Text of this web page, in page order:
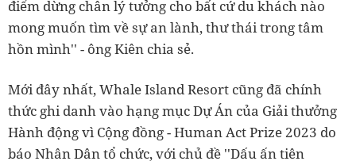
điểm dừng chân lý tưởng cho bất cứ du khách nào
mong muốn tìm về sự an lành, thư thái trong tâm
hồn mình'' - ông Kiên chia sẻ.
Mới đây nhất, Whale Island Resort cũng đã chính
thức ghi danh vào hạng mục Dự Án của Giải thưởng
Hành động vì Cộng đồng - Human Act Prize 2023 do
báo Nhân Dân tổ chức, với chủ đề ''Dấu ấn tiên